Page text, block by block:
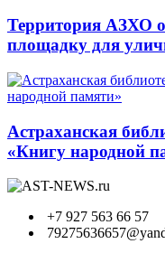
Территория АЗХО
площадку для
Астраханская
«Книгу народной
+7 927 563 66 57